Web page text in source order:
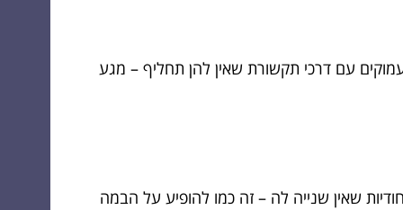
עם דרכי תקשורת שאין להן תחליף – מגע
שאין שנייה לה – זה כמו להופיע על הבמה